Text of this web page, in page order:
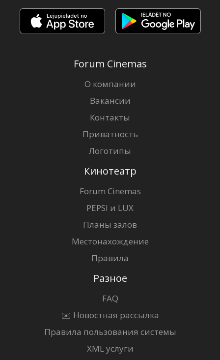
Forum Cinemas
О компании
Вакансии
Контакты
Приватность
Логотипы
Кинотеатр
Forum Cinemas
PEPSI и LUX
Планы залов
Местонахождение
Правила
Разное
FAQ
✉️ Новостная рассылка
Правила пользования системы
XML услуги